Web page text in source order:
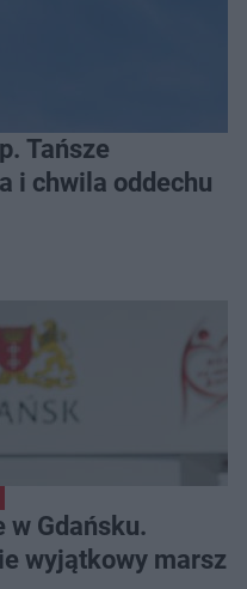
Tańsze
i chwila oddechu
w Gdańsku.
wyjątkowy marsz